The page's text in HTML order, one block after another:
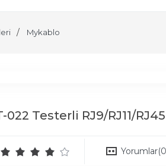
Mykablo
022 Testerli RJ9/RJ11/
Yorumlar